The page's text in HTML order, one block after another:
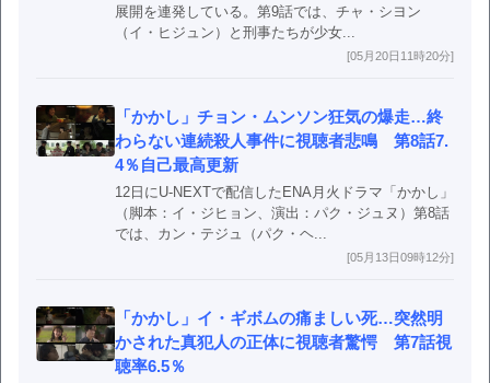
展開を連発している。第9話では、チャ・シヨン
（イ・ヒジュン）と刑事たちが少女...
[05月20日11時20分]
「かかし」チョン・ムンソン狂気の爆走…終
わらない連続殺人事件に視聴者悲鳴 第8話7.
4％自己最高更新
12日にU-NEXTで配信したENA月火ドラマ「かかし」
（脚本：イ・ジヒョン、演出：パク・ジュヌ）第8話
では、カン・テジュ（パク・ヘ...
[05月13日09時12分]
「かかし」イ・ギボムの痛ましい死…突然明
かされた真犯人の正体に視聴者驚愕 第7話視
聴率6.5％